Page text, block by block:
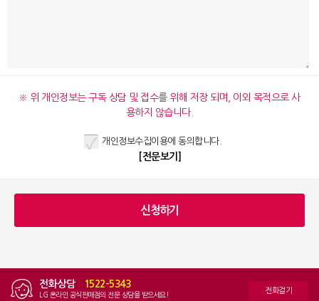
※ 위 개인정보는 구독 상담 및 접수를 위해 저장 되며, 이외 목적으로 사
용하지 않습니다.
개인정보수집이용에 동의합니다.
[전문보기]
전화상담 1522-5343
LG 온라인 공식판매점의 전문 상담을 받으세요! 전화걸기